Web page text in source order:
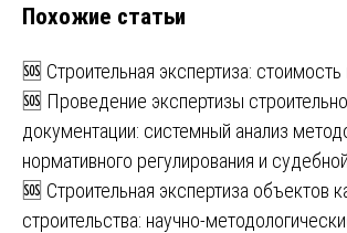
Похожие статьи
🆘 Строительная экспертиза:
🆘 Проведение экспертизы
документации: системный анализ
нормативного регулирования и
🆘 Строительная экспертиза объектов
строительства: научно-